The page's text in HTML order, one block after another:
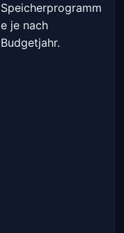
Speicherprogramm
e je nach
Budgetjahr.